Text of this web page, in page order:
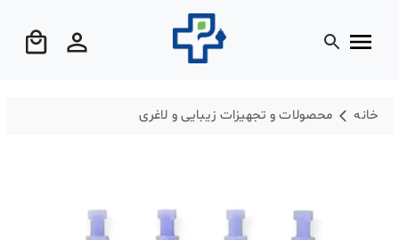
خانه محصولات و تجهیزات زیبایی و لاغری